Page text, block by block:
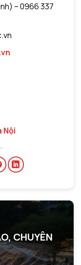
– 0966 337
Nội
CHUYÊN